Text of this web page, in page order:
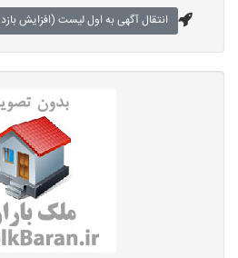
انتقال آگهی به اول لیست (افزایش